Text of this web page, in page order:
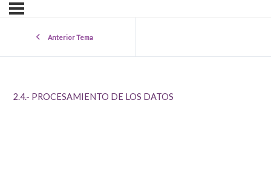
Anterior Tema
2.4.- PROCESAMIENTO DE LOS DATOS